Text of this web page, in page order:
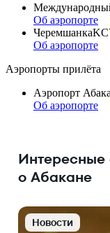
Об аэропорте
Черемшанка
Об аэропорте
Аэропорты прилёта
Аэропорт
Об аэропорте
Интересные
о Абакане
Новости